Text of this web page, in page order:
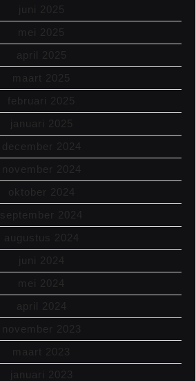
juni 2025
mei 2025
april 2025
maart 2025
februari 2025
januari 2025
december 2024
november 2024
oktober 2024
september 2024
augustus 2024
juni 2024
mei 2024
april 2024
november 2023
maart 2023
januari 2023